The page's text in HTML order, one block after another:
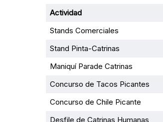
Actividad
Stands Comerciales
Stand Pinta-Catrinas
Maniquí Parade Catrinas
Concurso de Tacos Picantes
Concurso de Chile Picante
Desfile de Catrinas Humanas